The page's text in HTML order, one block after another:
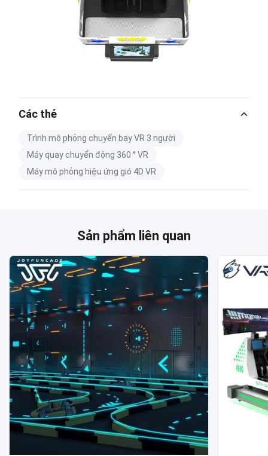
Các thẻ
Trình mô phỏng chuyến bay VR 3 người
Máy quay chuyển động 360 ° VR
Máy mô phỏng hiệu ứng gió 4D VR
Sản phẩm liên quan